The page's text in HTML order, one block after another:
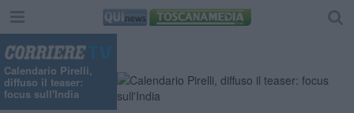
Calendario Pirelli,
diffuso il teaser:
focus sull'India